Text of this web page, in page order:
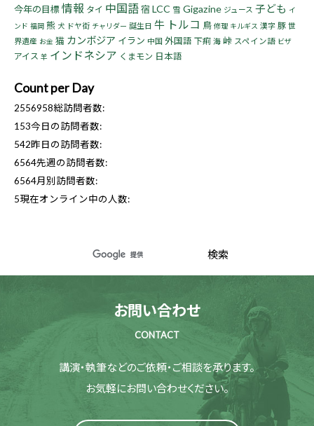
今年の目標情報 タイ 中国語宿 LCC 雪 Gigazine ジュース 子ども イ
ンド 福岡 熊 犬 ドヤ街 チャリダー 誕生日 牛 トルコ 鳥 修理 キルギス 漢字 豚 世
界遺産 お金 猫 カンボジア イラン 中国 外国語 下痢 海 峠 スペイン語 ビザ
アイス 羊 インドネシア くまモン 日本語
Count per Day
2556958総訪問者数:
153今日の訪問者数:
542昨日の訪問者数:
6564先週の訪問者数:
6564月別訪問者数:
5現在オンライン中の人数:
お問い合わせ
CONTACT
講演・執筆などのご依頼・ご相談を承ります。
お気軽にお問い合わせください。